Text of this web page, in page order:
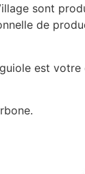
sont
de
est